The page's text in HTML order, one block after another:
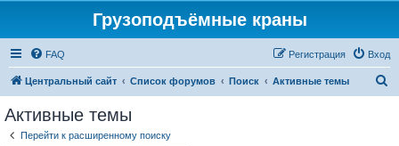
Грузоподъёмные краны
FAQ Вход
Регистрация
Центральный сайт Список форумов Поиск Активные темы
Активные темы
Перейти к расширенному поиску